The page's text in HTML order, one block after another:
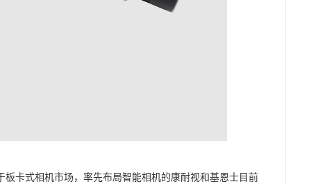
卡式相机市场，率先布局智能相机的康耐视和基恩士目前